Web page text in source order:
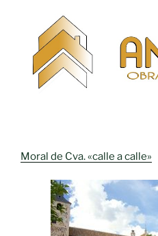
Moral de Cva. «calle a calle»